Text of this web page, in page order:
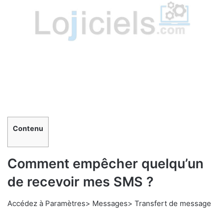
Contenu
Comment empêcher quelqu’un
de recevoir mes SMS ?
Accédez à Paramètres> Messages> Transfert de message